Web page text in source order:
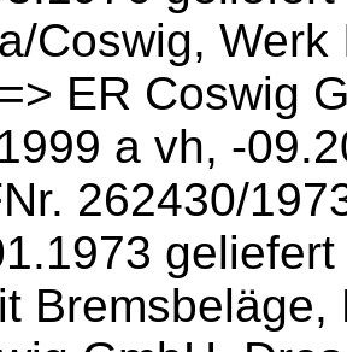
Coswig,
ER Coswig
a vh, -
262430/